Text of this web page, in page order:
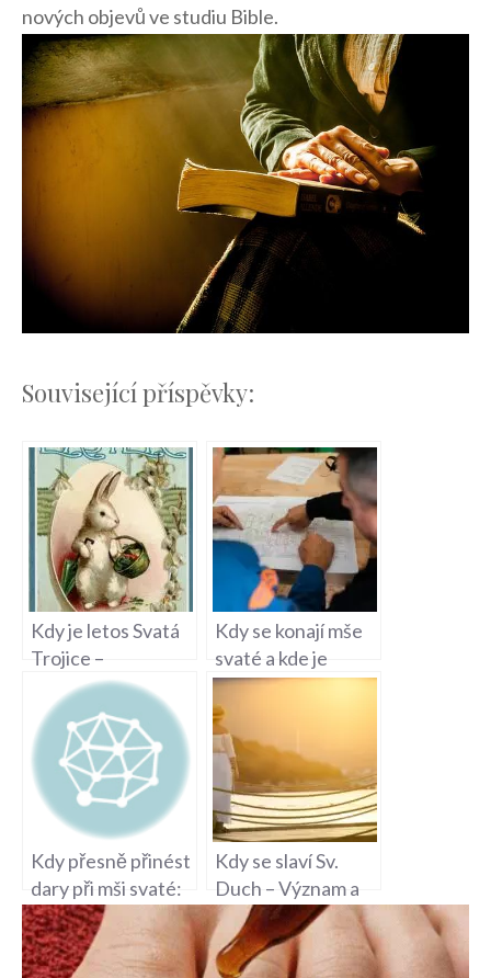
nových objevů ve studiu Bible.
Související příspěvky:
Kdy je letos Svatá
Trojice –
Významný
Křesťanský Svátek
Kdy se konají mše
svaté a kde je
najdete?
Kdy přesně přinést
dary při mši svaté:
Pravidla a tradice
Kdy se slaví Sv.
Duch – Význam a
Tradice Svátku